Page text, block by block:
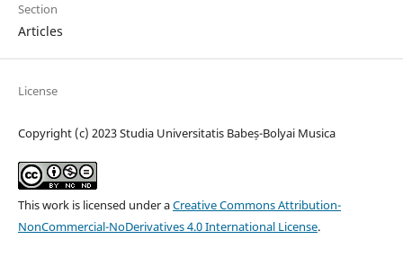
Section
Articles
License
Copyright (c) 2023 Studia Universitatis Babeș-Bolyai Musica
This work is licensed under aCreative Commons Attribution-
NonCommercial-NoDerivatives 4.0 International License.